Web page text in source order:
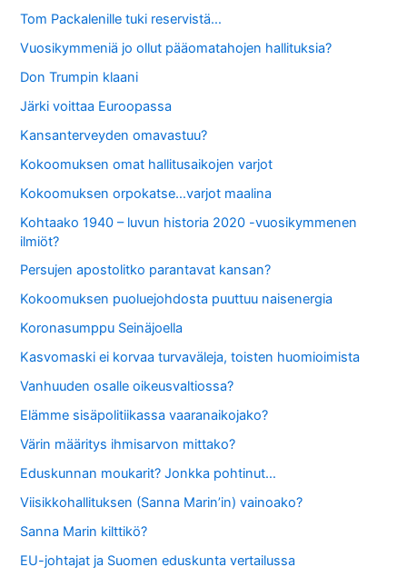
Tom Packalenille tuki reservistä…
Vuosikymmeniä jo ollut pääomatahojen hallituksia?
Don Trumpin klaani
Järki voittaa Euroopassa
Kansanterveyden omavastuu?
Kokoomuksen omat hallitusaikojen varjot
Kokoomuksen orpokatse…varjot maalina
Kohtaako 1940 – luvun historia 2020 -vuosikymmenen
ilmiöt?
Persujen apostolitko parantavat kansan?
Kokoomuksen puoluejohdosta puuttuu naisenergia
Koronasumppu Seinäjoella
Kasvomaski ei korvaa turvaväleja, toisten huomioimista
Vanhuuden osalle oikeusvaltiossa?
Elämme sisäpolitiikassa vaaranaikojako?
Värin määritys ihmisarvon mittako?
Eduskunnan moukarit? Jonkka pohtinut…
Viisikkohallituksen (Sanna Marin’in) vainoako?
Sanna Marin kilttikö?
EU-johtajat ja Suomen eduskunta vertailussa